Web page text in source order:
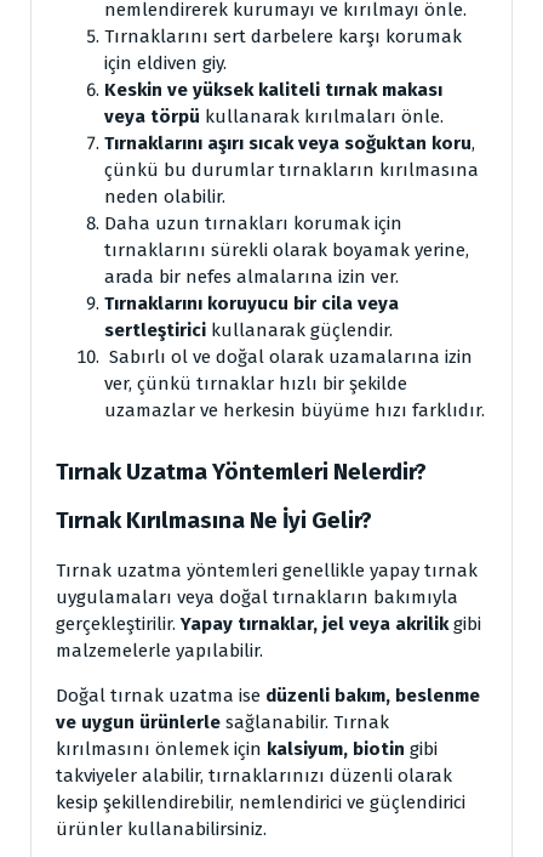
nemlendirerek kurumayı ve kırılmayı önle.
Tırnaklarını sert darbelere karşı korumak
için eldiven giy.
Keskin ve yüksek kaliteli tırnak makası
veya törpü kullanarak kırılmaları önle.
Tırnaklarını aşırı sıcak veya soğuktan koru,
çünkü bu durumlar tırnakların kırılmasına
neden olabilir.
Daha uzun tırnakları korumak için
tırnaklarını sürekli olarak boyamak yerine,
arada bir nefes almalarına izin ver.
Tırnaklarını koruyucu bir cila veya
sertleştirici kullanarak güçlendir.
Sabırlı ol ve doğal olarak uzamalarına izin
ver, çünkü tırnaklar hızlı bir şekilde
uzamazlar ve herkesin büyüme hızı farklıdır.
Tırnak Uzatma Yöntemleri Nelerdir?
Tırnak Kırılmasına Ne İyi Gelir?
Tırnak uzatma yöntemleri genellikle yapay tırnak
uygulamaları veya doğal tırnakların bakımıyla
gerçekleştirilir.Yapay tırnaklar, jel veya akrilikgibi
malzemelerle yapılabilir.
Doğal tırnak uzatma ise düzenli bakım, beslenme
ve uygun ürünlerle sağlanabilir. Tırnak
kırılmasını önlemek için kalsiyum, biotin gibi
takviyeler alabilir, tırnaklarınızı düzenli olarak
kesip şekillendirebilir, nemlendirici ve güçlendirici
ürünler kullanabilirsiniz.